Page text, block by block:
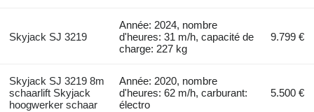
Skyjack SJ 3219
Année: 2024, nombre
d'heures: 31 m/h, capacité de
charge: 227 kg
9.799 €
Skyjack SJ 3219 8m
schaarlift Skyjack
hoogwerker schaar
Année: 2020, nombre
d'heures: 62 m/h, carburant:
électro
5.500 €